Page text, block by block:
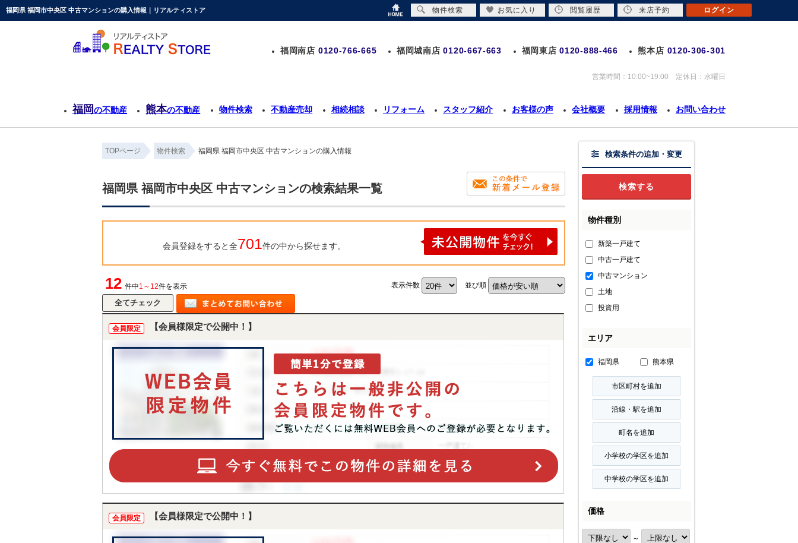
福岡県 福岡市中央区 中古マンションの購入情報｜リアルティストア
福岡南店 0120-766-665 福岡城南店 0120-667-663 福岡東店 0120-888-466 熊本店 0120-306-301
営業時間：10:00~19:00 定休日：水曜日
福岡の不動産 熊本の不動産 物件検索 不動産売却 相続相談 リフォーム スタッフ紹介 お客様の声 会社概要 採用情報 お問い合わせ
TOPページ 物件検索 福岡県 福岡市中央区 中古マンションの購入情報
福岡県 福岡市中央区 中古マンションの検索結果一覧
会員登録をすると全701件の中から探せます。
12 件中1～12件を表示 表示件数 並び順
会員限定 【会員様限定で公開中！】
会員限定 【会員様限定で公開中！】
検索条件の追加・変更
物件種別
新築一戸建て
中古一戸建て
中古マンション
土地
投資用
エリア
福岡県 熊本県
価格
～
物件検索 お気に入り 閲覧履歴 来店予約 ログイン